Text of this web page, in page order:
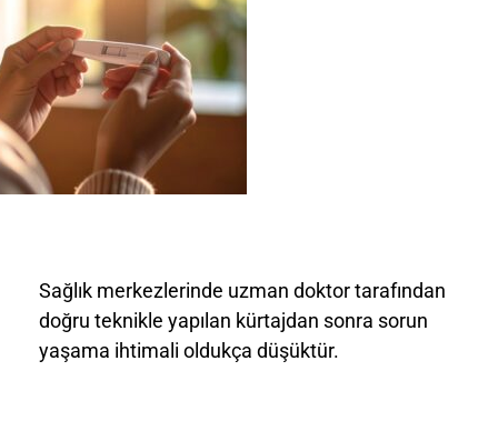
Sağlık merkezlerinde uzman doktor tarafından
doğru teknikle yapılan kürtajdan sonra sorun
yaşama ihtimali oldukça düşüktür.